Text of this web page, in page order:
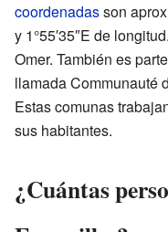
coordenadasson
y 1°55′35″E de
Omer. También es
llamada Communauté
Estas comunas
sus habitantes.
¿Cuántas